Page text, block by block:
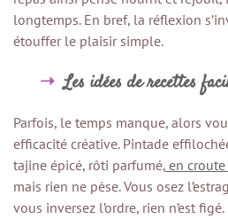
longtemps. En bref, la réflexion
étouffer le plaisir simple.
Les idées de recettes
Parfois, le temps manque, alors
efficacité créative. Pintade
tajine épicé, rôti parfumé, en
mais rien ne pèse. Vous osez
vous inversez l’ordre, rien n’est